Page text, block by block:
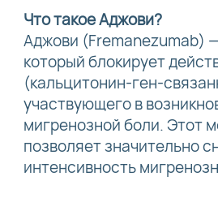
Что такое Аджови?
Аджови (Fremanezumab)
который блокирует
(кальцитонин-ген-
участвующего в
мигренозной боли. Этот
позволяет значительно
интенсивность